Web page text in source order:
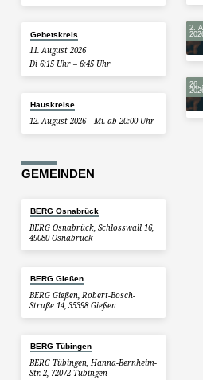
Gebetskreis
11. August 2026
Di 6:15 Uhr – 6:45 Uhr
Hauskreise
12. August 2026 Mi. ab 20:00 Uhr
2.
26.
GEMEINDEN
BERG Osnabrück
BERG Osnabrück, Schlosswall 16,
49080 Osnabrück
BERG Gießen
BERG Gießen, Robert-Bosch-
Straße 14, 35398 Gießen
BERG Tübingen
BERG Tübingen, Hanna-Bernheim-
Str. 2, 72072 Tübingen